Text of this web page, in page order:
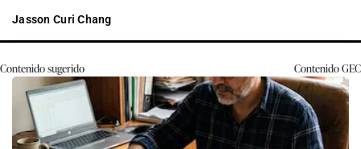
Jasson Curi Chang
Contenido sugerido ContenidoGEC